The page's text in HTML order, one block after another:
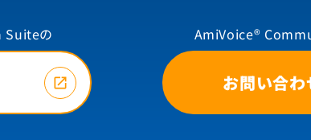
Suiteの AmiVoice®
お問い合